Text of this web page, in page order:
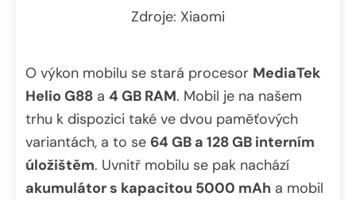
Zdroje: Xiaomi
O výkon mobilu se stará procesor MediaTek
Helio G88 a 4 GB RAM. Mobil je na našem
trhu k dispozici také ve dvou paměťových
variantách, a to se 64 GB a 128 GB interním
úložištěm. Uvnitř mobilu se pak nachází
akumulátor s kapacitou 5000 mAh a mobil